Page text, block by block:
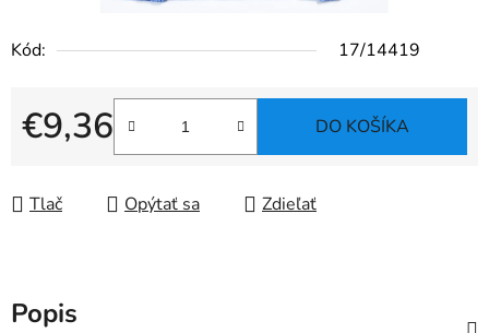
Kód: 17/14419
€9,36
Jednotková cena:
DO KOŠÍKA
Tlač Opýtať sa Zdieľať
Popis